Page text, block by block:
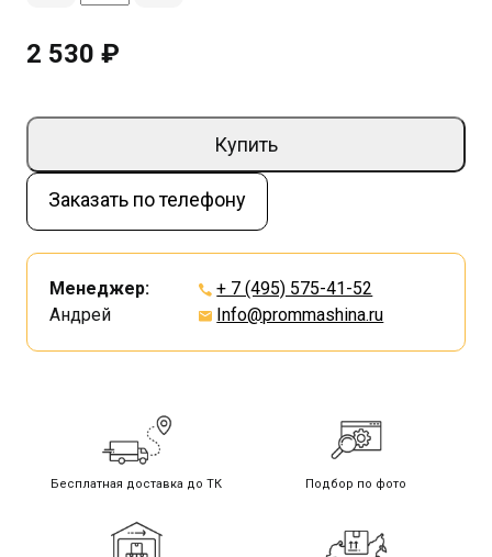
2 530 ₽
Купить
Заказать по телефону
Менеджер:
Андрей
+ 7 (495) 575-41-52
Info@prommashina.ru
Бесплатная доставка до ТК Подбор по фото